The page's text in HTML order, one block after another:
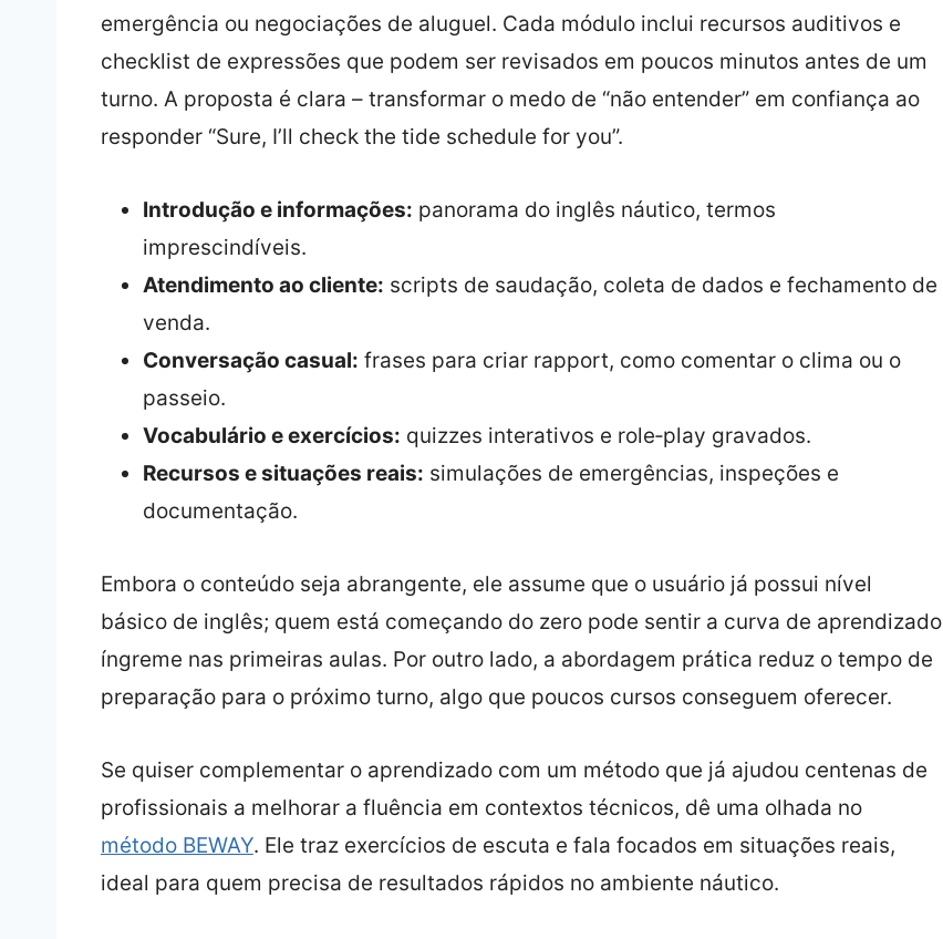
emergência ou negociações de aluguel. Cada módulo inclui recursos auditivos e
checklist de expressões que podem ser revisados em poucos minutos antes de um
turno. A proposta é clara – transformar o medo de “não entender” em confiança ao
responder “Sure, I’ll check the tide schedule for you”.
Introdução e informações: panorama do inglês náutico, termos
imprescindíveis.
Atendimento ao cliente: scripts de saudação, coleta de dados e fechamento de
venda.
Conversação casual: frases para criar rapport, como comentar o clima ou o
passeio.
Vocabulário e exercícios: quizzes interativos e role‑play gravados.
Recursos e situações reais: simulações de emergências, inspeções e
documentação.
Embora o conteúdo seja abrangente, ele assume que o usuário já possui nível
básico de inglês; quem está começando do zero pode sentir a curva de aprendizado
íngreme nas primeiras aulas. Por outro lado, a abordagem prática reduz o tempo de
preparação para o próximo turno, algo que poucos cursos conseguem oferecer.
Se quiser complementar o aprendizado com um método que já ajudou centenas de
profissionais a melhorar a fluência em contextos técnicos, dê uma olhada no
método BEWAY. Ele traz exercícios de escuta e fala focados em situações reais,
ideal para quem precisa de resultados rápidos no ambiente náutico.